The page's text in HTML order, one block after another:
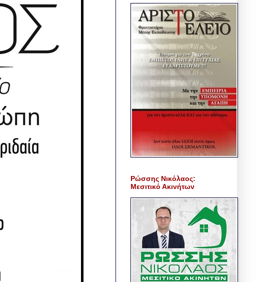
Ρώσσης Νικόλαος:
Μεσιτικό Ακινήτων